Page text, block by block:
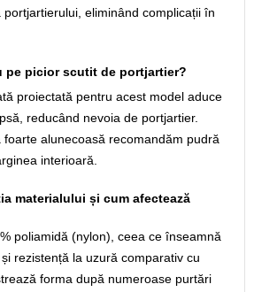
portjartierului, eliminând complicații în
pe picior scutit de portjartier?
proiectată pentru acest model aduce
reducând nevoia de portjartier.
foarte alunecoasă recomandăm pudră
interioară.
materialului și cum afectează
poliamidă (nylon), ceea ce înseamnă
rezistență la uzură comparativ cu
forma după numeroase purtări